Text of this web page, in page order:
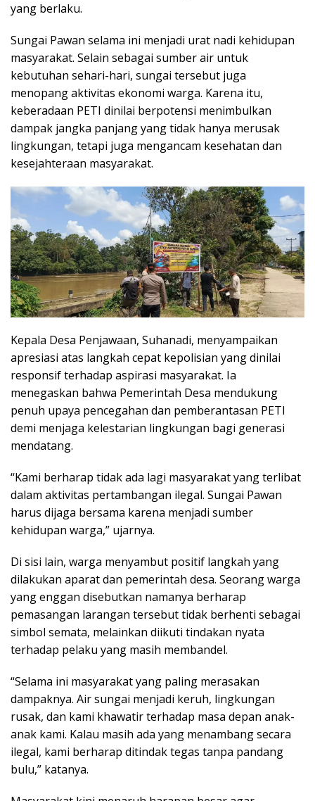
yang berlaku.
Sungai Pawan selama ini menjadi urat nadi kehidupan
masyarakat. Selain sebagai sumber air untuk
kebutuhan sehari-hari, sungai tersebut juga
menopang aktivitas ekonomi warga. Karena itu,
keberadaan PETI dinilai berpotensi menimbulkan
dampak jangka panjang yang tidak hanya merusak
lingkungan, tetapi juga mengancam kesehatan dan
kesejahteraan masyarakat.
Kepala Desa Penjawaan, Suhanadi, menyampaikan
apresiasi atas langkah cepat kepolisian yang dinilai
responsif terhadap aspirasi masyarakat. Ia
menegaskan bahwa Pemerintah Desa mendukung
penuh upaya pencegahan dan pemberantasan PETI
demi menjaga kelestarian lingkungan bagi generasi
mendatang.
“Kami berharap tidak ada lagi masyarakat yang terlibat
dalam aktivitas pertambangan ilegal. Sungai Pawan
harus dijaga bersama karena menjadi sumber
kehidupan warga,” ujarnya.
Di sisi lain, warga menyambut positif langkah yang
dilakukan aparat dan pemerintah desa. Seorang warga
yang enggan disebutkan namanya berharap
pemasangan larangan tersebut tidak berhenti sebagai
simbol semata, melainkan diikuti tindakan nyata
terhadap pelaku yang masih membandel.
“Selama ini masyarakat yang paling merasakan
dampaknya. Air sungai menjadi keruh, lingkungan
rusak, dan kami khawatir terhadap masa depan anak-
anak kami. Kalau masih ada yang menambang secara
ilegal, kami berharap ditindak tegas tanpa pandang
bulu,” katanya.